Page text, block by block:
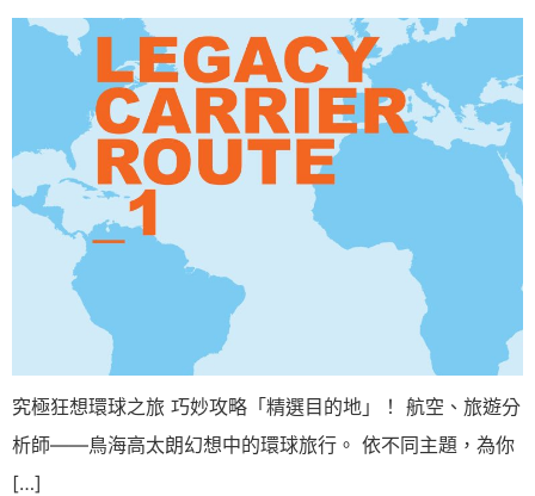
究極狂想環球之旅 巧妙攻略「精選目的地」！ 航空、旅遊分
析師——鳥海高太朗幻想中的環球旅行。 依不同主題，為你
[…]